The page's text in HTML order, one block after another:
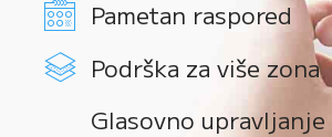
Pametan raspored
Podrška za više zona
Glasovno upravljanje